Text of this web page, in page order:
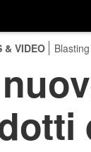
& VIDEO